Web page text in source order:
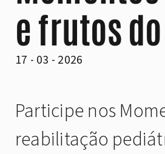
e frutos
17 - 03 - 2026
Participe nos
reabilitação